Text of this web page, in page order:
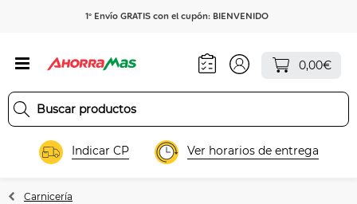
1º Envío GRATIS con el cupón: BIENVENIDO
0,00€
Indicar CP Ver horarios de entrega
Carnicería